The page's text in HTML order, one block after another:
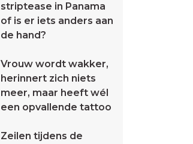
striptease in Panama
of is er iets anders aan
de hand?
Vrouw wordt wakker,
herinnert zich niets
meer, maar heeft wél
een opvallende tattoo
Zeilen tijdens de